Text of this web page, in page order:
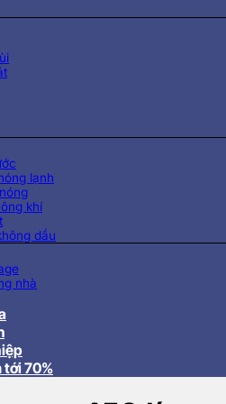
lạnh
khí
dầu
nhà
tới 70%